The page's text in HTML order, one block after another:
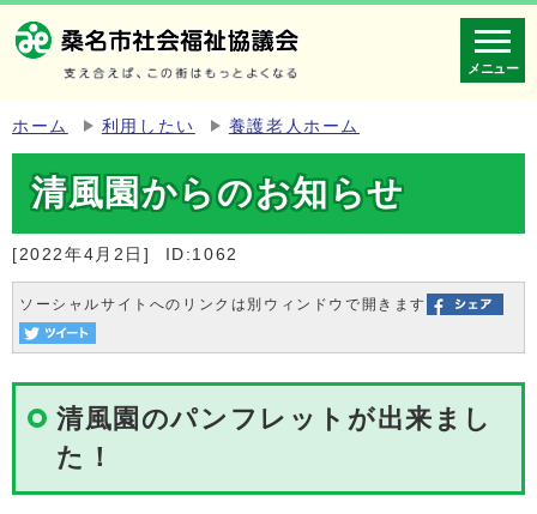
メニュー
ホーム 利用したい 養護老人ホーム
清風園からのお知らせ
[2022年4月2日] ID:1062
ソーシャルサイトへのリンクは別ウィンドウで開きます
清風園のパンフレットが出来まし
た！